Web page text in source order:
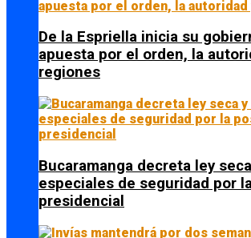
De la Espriella inicia su
apuesta por el orden, la
regiones
Bucaramanga decreta ley
especiales de seguridad por
presidencial